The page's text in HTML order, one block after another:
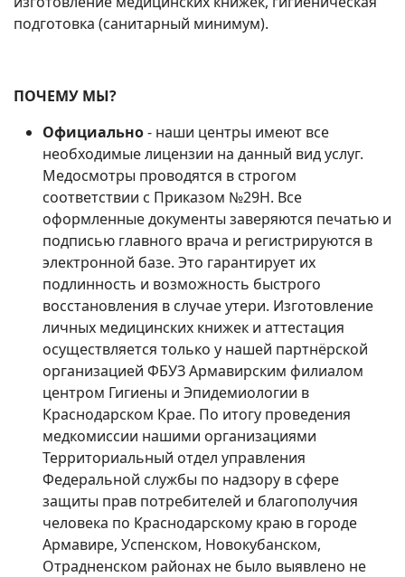
подготовка (санитарный минимум).
ПОЧЕМУ МЫ?
Официально- наши центры имеют все
необходимые лицензии на данный вид услуг.
Медосмотры проводятся в строгом
соответствии с Приказом №29Н. Все
оформленные документы заверяются печатью и
подписью главного врача и регистрируются в
электронной базе. Это гарантирует их
подлинность и возможность быстрого
восстановления в случае утери. Изготовление
личных медицинских книжек и аттестация
осуществляется только у нашей партнёрской
организацией ФБУЗ Армавирским филиалом
центром Гигиены и Эпидемиологии в
Краснодарском Крае. По итогу проведения
медкомиссии нашими организациями
Территориальный отдел управления
Федеральной службы по надзору в сфере
защиты прав потребителей и благополучия
человека по Краснодарскому краю в городе
Армавире, Успенском, Новокубанском,
Отрадненском районах не было выявлено не